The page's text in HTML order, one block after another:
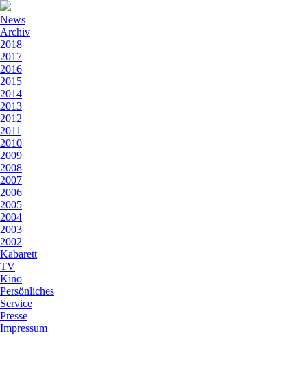
News
Archiv
2018
2017
2016
2015
2014
2013
2012
2011
2010
2009
2008
2007
2006
2005
2004
2003
2002
Kabarett
TV
Kino
Persönliches
Service
Presse
Impressum